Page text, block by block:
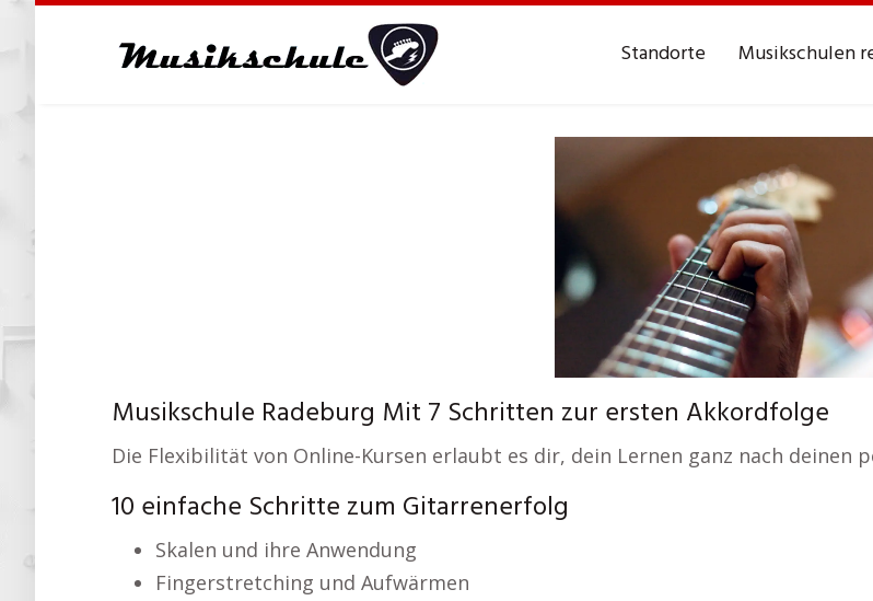
content
Standorte Musikschulen
Musikschule Radeburg Mit 7 Schritten zur ersten Akkordfolge
Die Flexibilität von Online-Kursen erlaubt es dir, dein Lernen ganz nach deinen
10 einfache Schritte zum Gitarrenerfolg
Skalen und ihre Anwendung
Fingerstretching und Aufwärmen